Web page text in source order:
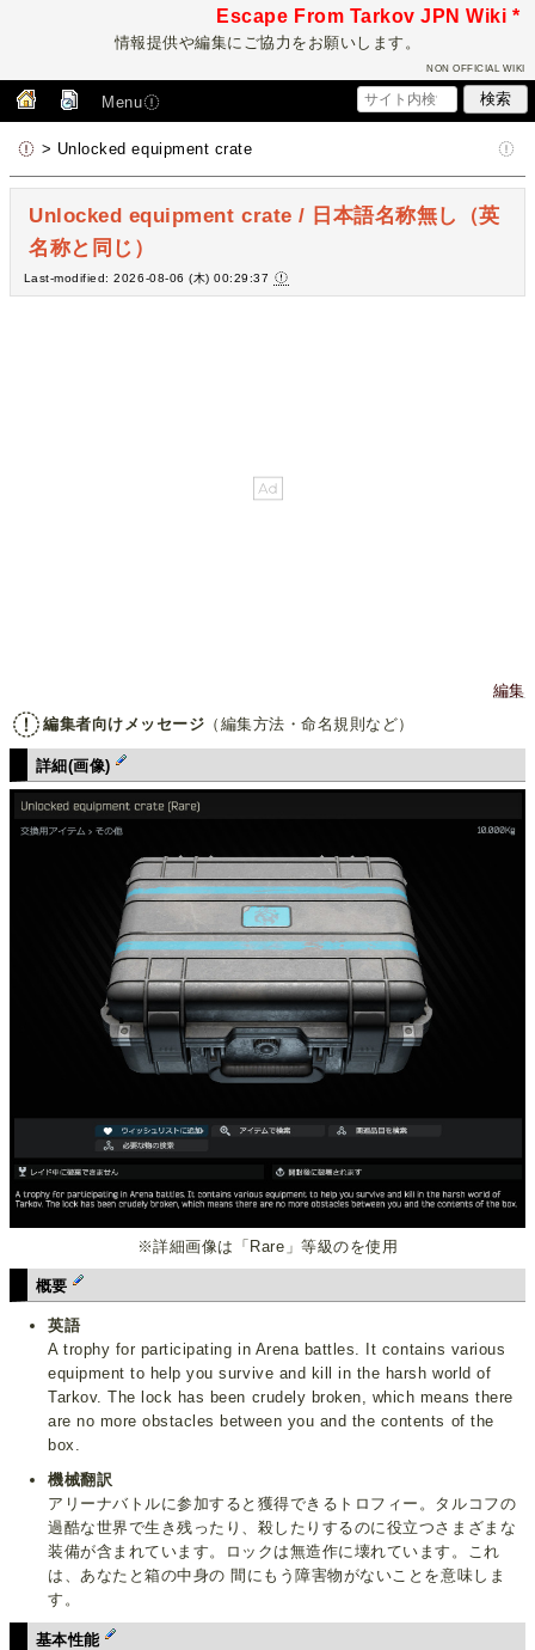
Escape From Tarkov JPN Wiki *
情報提供や編集にご協力をお願いします。
NON OFFICIAL WIKI
Menu
> Unlocked equipment crate
Unlocked equipment crate / 日本語名称無し（英
名称と同じ）
Last-modified: 2026-08-06 (木) 00:29:37
編集
編集者向けメッセージ （編集方法・命名規則など）
詳細(画像)
※詳細画像は「Rare」等級のを使用
概要
英語
A trophy for participating in Arena battles. It contains various
equipment to help you survive and kill in the harsh world of
Tarkov. The lock has been crudely broken, which means there
are no more obstacles between you and the contents of the
box.
機械翻訳
アリーナバトルに参加すると獲得できるトロフィー。タルコフの
過酷な世界で生き残ったり、殺したりするのに役立つさまざまな
装備が含まれています。ロックは無造作に壊れています。これ
は、あなたと箱の中身の 間にもう障害物がないことを意味しま
す。
基本性能